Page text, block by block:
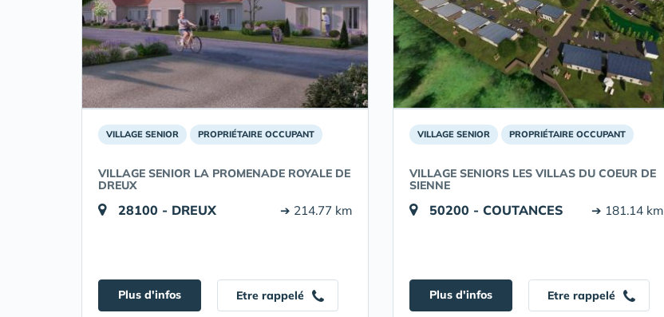
VILLAGE SENIOR PROPRIÉTAIRE OCCUPANT
VILLAGE SENIOR LA PROMENADE ROYALE DE
DREUX
28100 - DREUX ➔ 214.77 km
Plus d'infos Etre rappelé
VILLAGE SENIOR PROPRIÉTAIRE OCCUPANT
VILLAGE SENIORS LES VILLAS DU COEUR DE
SIENNE
50200 - COUTANCES ➔ 181.14 km
Plus d'infos Etre rappelé